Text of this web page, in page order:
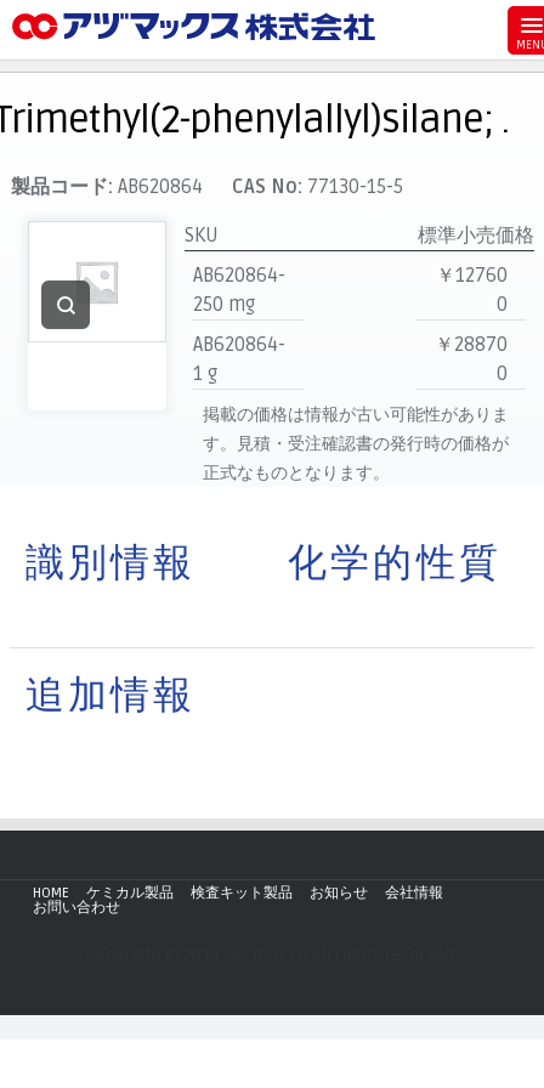
お気に入り
カート
マイアカウント
主要取扱ブランド
代理店一覧
phenylallyl)silane; .
製品コード: AB620864 CAS No: 77130-15-5
SKU
標準小売価格
AB620864-
250 mg
￥12760
0
AB620864-
1 g
￥28870
0
掲載の価格は情報が古い可能性がありま
す。見積・受注確認書の発行時の価格が
正式なものとなります。
識別情報 化学的性質
追加情報
HOME ケミカル製品 検査キット製品 お知らせ
会社情報
お問い合わせ